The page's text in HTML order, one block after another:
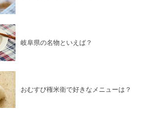
岐阜県の名物といえば？
おむすび権米衛で好きなメニューは？